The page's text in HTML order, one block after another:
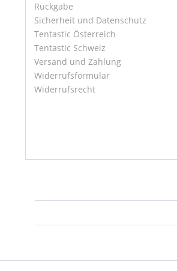
Rückgabe
Sicherheit und Datenschutz
Tentastic Österreich
Tentastic Schweiz
Versand und Zahlung
Widerrufsformular
Widerrufsrecht